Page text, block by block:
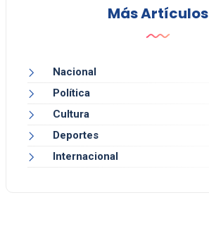
Más Artículos
Nacional
Política
Cultura
Deportes
Internacional